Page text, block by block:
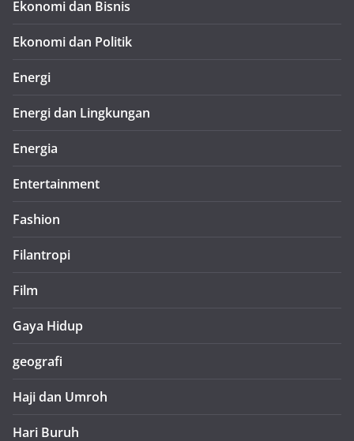
Ekonomi dan Bisnis
Ekonomi dan Politik
Energi
Energi dan Lingkungan
Energia
Entertainment
Fashion
Filantropi
Film
Gaya Hidup
geografi
Haji dan Umroh
Hari Buruh